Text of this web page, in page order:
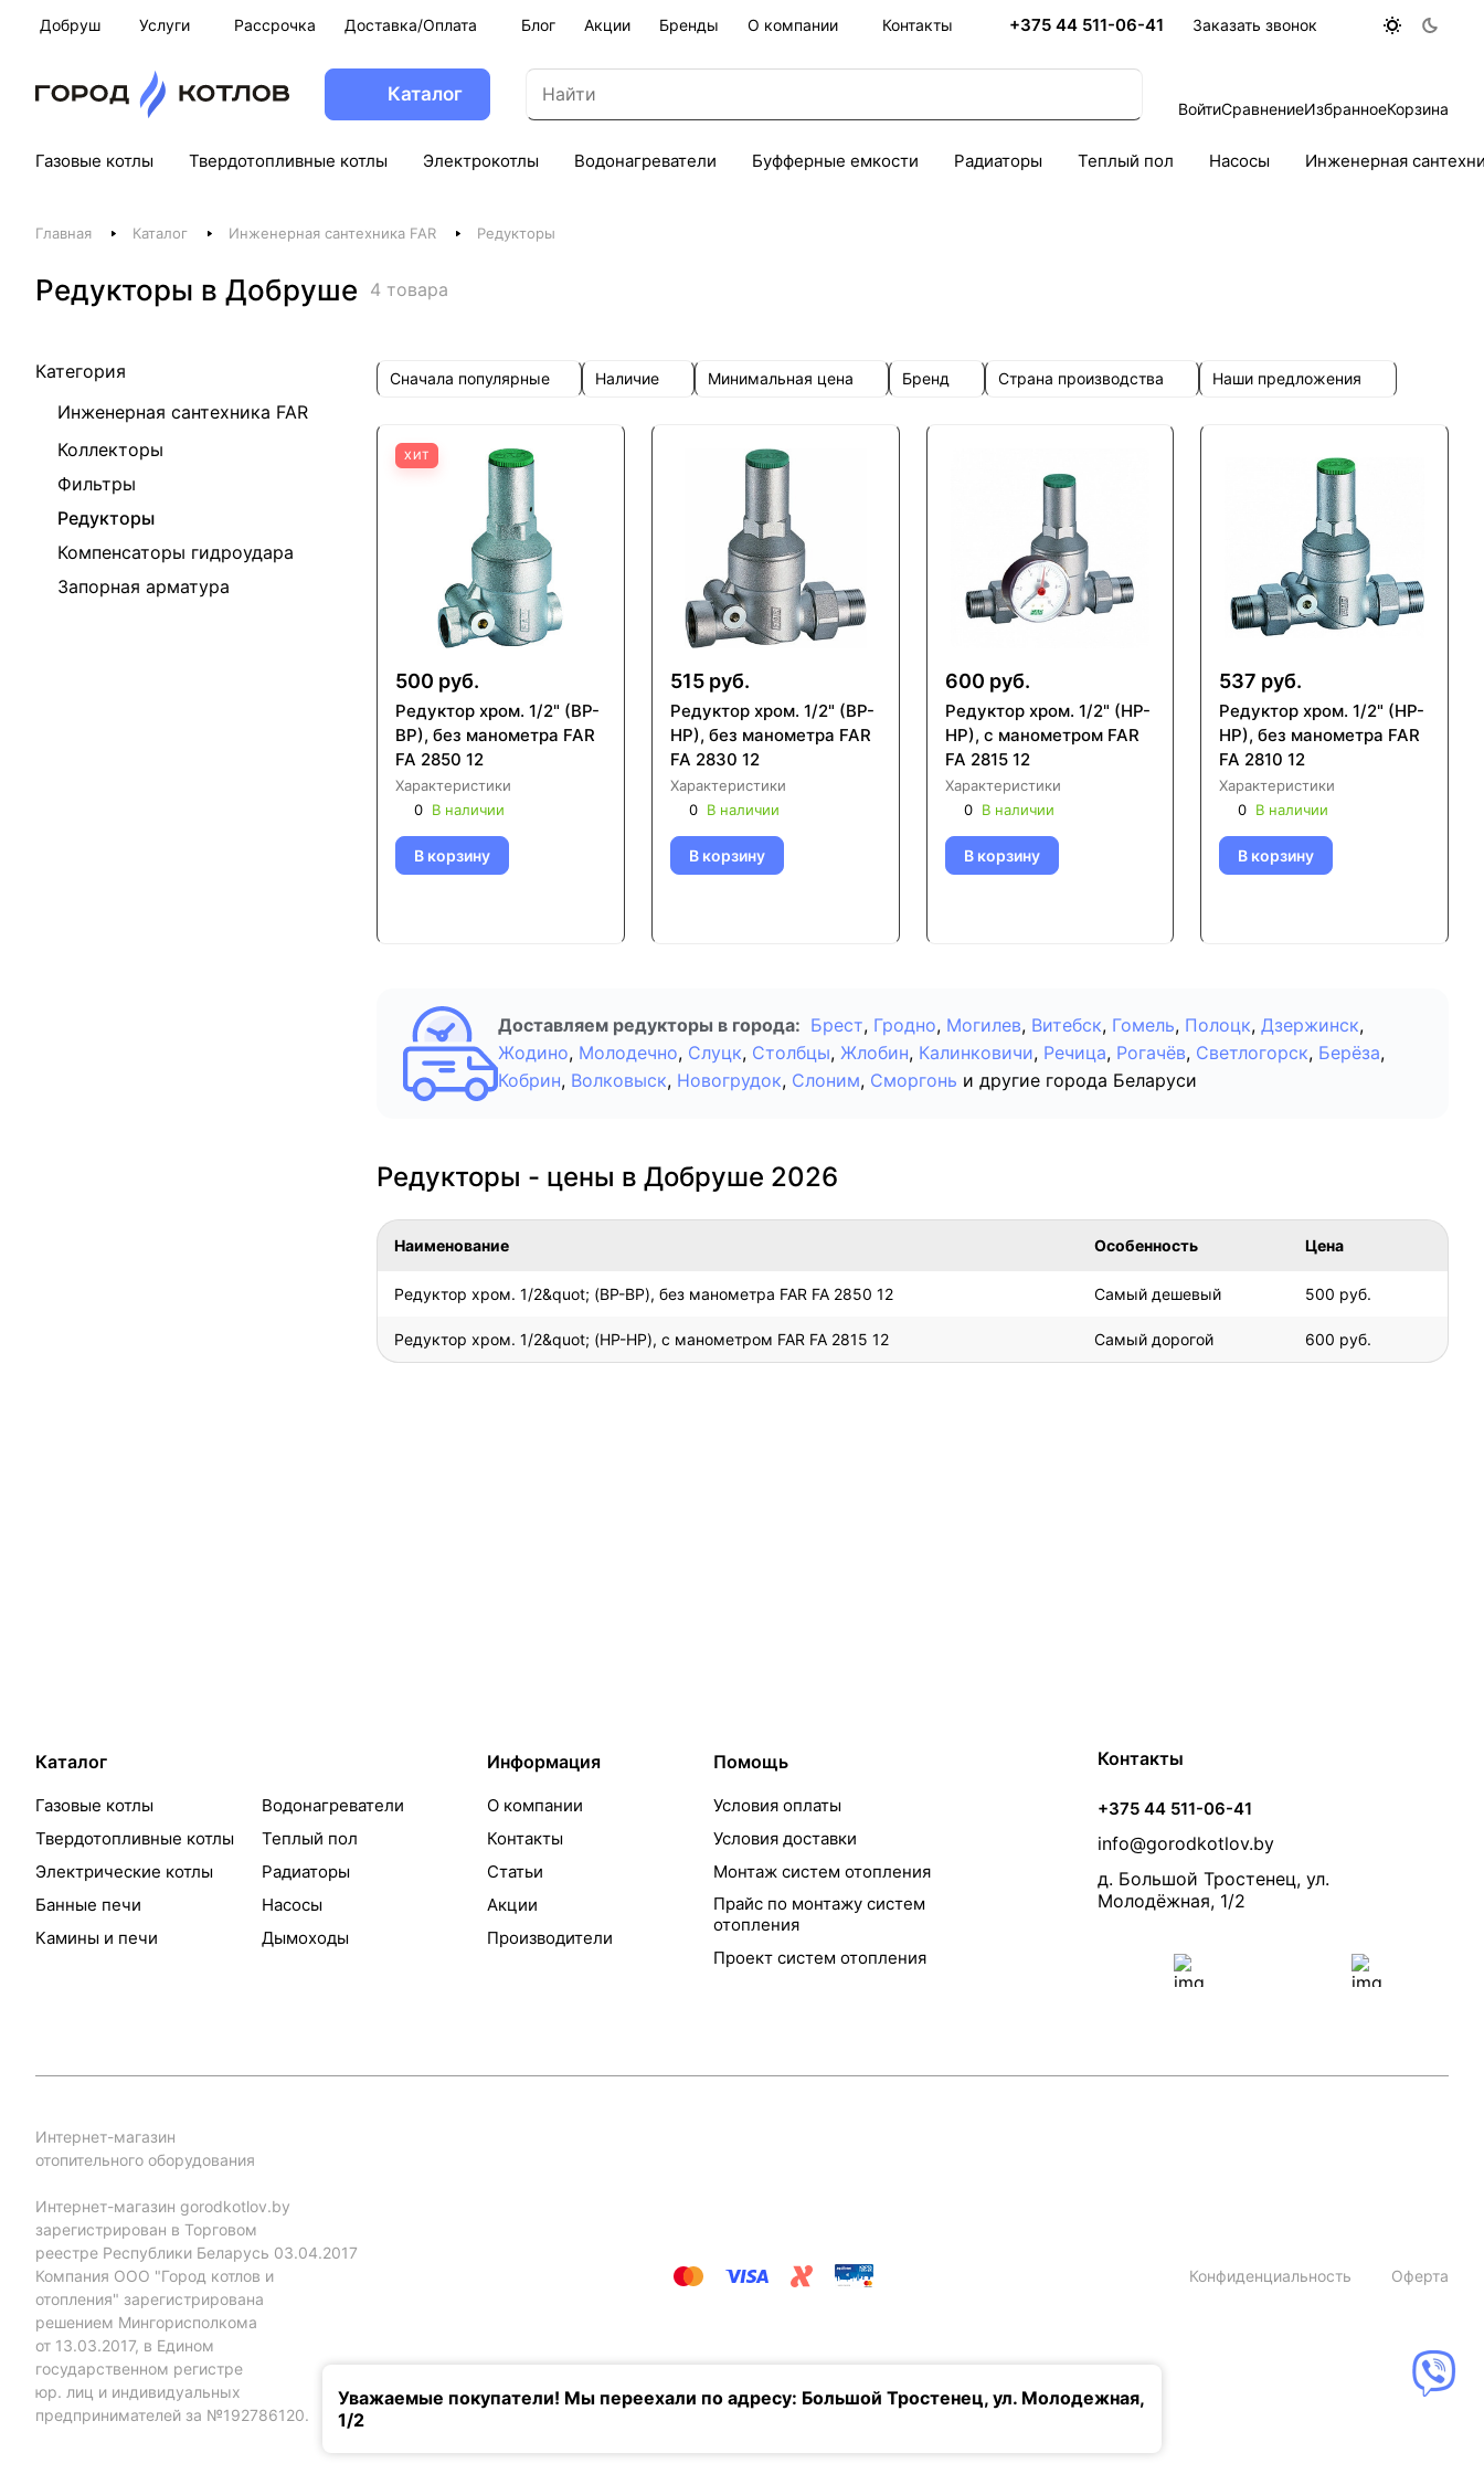
Добруш Услуги Рассрочка Доставка/Оплата Блог Акции Бренды О компании Контакты +375 44 511-06-41 Заказать звонок
Каталог
ВойтиСравнениеИзбранноеКорзина
Газовые котлы Твердотопливные котлы Электрокотлы Водонагреватели Буфферные емкости Радиаторы Теплый пол Насосы Инженерная
Главная Каталог Инженерная сантехника FAR Редукторы
Редукторы в Добруше 4 товара
Категория
Инженерная сантехника FAR
Коллекторы
Фильтры
Редукторы
Компенсаторы гидроудара
Запорная арматура
Сначала популярные Наличие Минимальная цена Бренд Страна производства Наши предложения
ХИТ
500 руб.
Редуктор хром. 1/2" (ВР-
ВР), без манометра FAR
FA 2850 12
Характеристики
0 В наличии
В корзину
515 руб.
Редуктор хром. 1/2" (ВР-
НР), без манометра FAR
FA 2830 12
Характеристики
0 В наличии
В корзину
600 руб.
Редуктор хром. 1/2" (НР-
НР), с манометром FAR
FA 2815 12
Характеристики
0 В наличии
В корзину
537 руб.
Редуктор хром. 1/2" (НР-
НР), без манометра FAR
FA 2810 12
Характеристики
0 В наличии
В корзину
Доставляем редукторы в города: Брест, Гродно, Могилев, Витебск, Гомель, Полоцк, Дзержинск,
Жодино, Молодечно, Слуцк, Столбцы, Жлобин, Калинковичи, Речица, Рогачёв, Светлогорск, Берёза,
Кобрин, Волковыск, Новогрудок, Слоним, Сморгонь и другие города Беларуси
Редукторы - цены в Добруше 2026
Наименование Особенность Цена
Редуктор хром. 1/2&quot; (ВР-ВР), без манометра FAR FA 2850 12 Самый дешевый 500 руб.
Редуктор хром. 1/2&quot; (НР-НР), с манометром FAR FA 2815 12 Самый дорогой 600 руб.
Каталог
Газовые котлы
Твердотопливные котлы
Электрические котлы
Банные печи
Камины и печи
Водонагреватели
Теплый пол
Радиаторы
Насосы
Дымоходы
Информация
О компании
Контакты
Статьи
Акции
Производители
Помощь
Условия оплаты
Условия доставки
Монтаж систем отопления
Прайс по монтажу систем
отопления
Проект систем отопления
Контакты
+375 44 511-06-41
info@gorodkotlov.by
д. Большой Тростенец, ул.
Молодёжная, 1/2
Интернет-магазин
отопительного оборудования
Интернет-магазин gorodkotlov.by
зарегистрирован в Торговом
реестре Республики Беларусь 03.04.2017
Компания ООО "Город котлов и
отопления" зарегистрирована
решением Мингорисполкома
от 13.03.2017, в Едином
государственном регистре
юр. лиц и индивидуальных
предпринимателей за №192786120.
Конфиденциальность Оферта
Уважаемые покупатели! Мы переехали по адресу: Большой Тростенец, ул. Молодежная,
1/2